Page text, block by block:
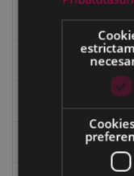
Eibartarren
Fondo Carlos